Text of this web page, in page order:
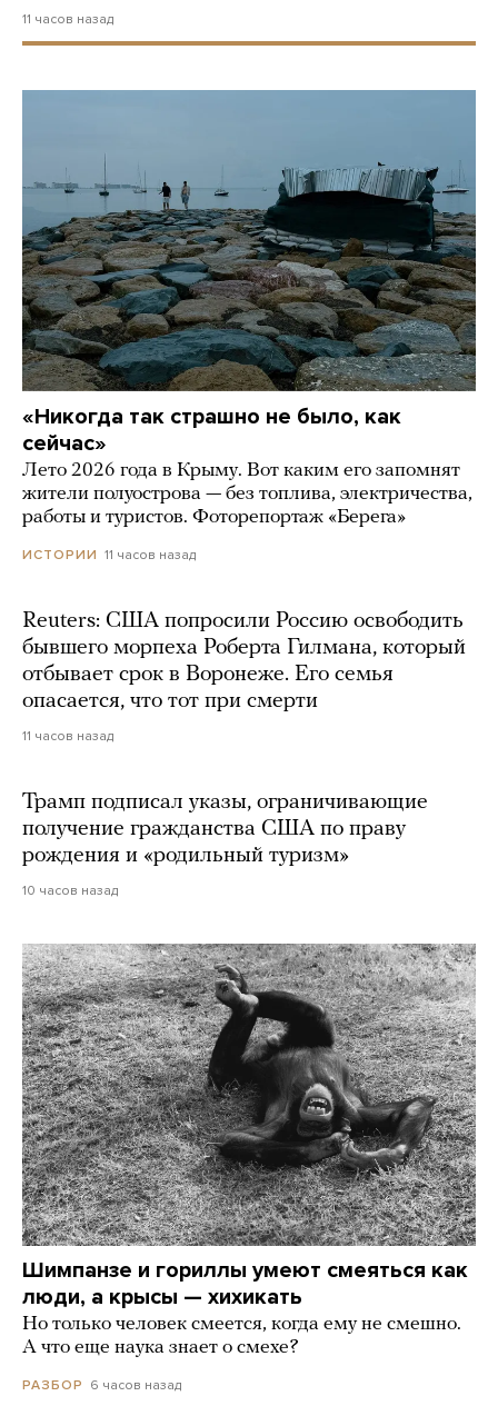
11 часов назад
«Никогда так страшно не было, как
сейчас»
Лето 2026 года в Крыму. Вот каким его запомнят
жители полуострова — без топлива, электричества,
работы и туристов. Фоторепортаж «Берега»
ИСТОРИИ 11 часов назад
Reuters: США попросили Россию освободить
бывшего морпеха Роберта Гилмана, который
отбывает срок в Воронеже. Его семья
опасается, что тот при смерти
11 часов назад
Трамп подписал указы, ограничивающие
получение гражданства США по праву
рождения и «родильный туризм»
10 часов назад
Шимпанзе и гориллы умеют смеяться как
люди, а крысы — хихикать
Но только человек смеется, когда ему не смешно.
А что еще наука знает о смехе?
РАЗБОР 6 часов назад